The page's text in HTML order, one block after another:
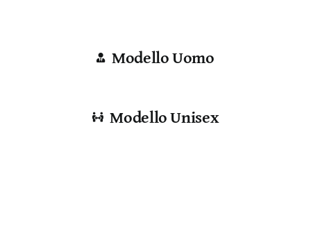
Modello Uomo
Modello Unisex